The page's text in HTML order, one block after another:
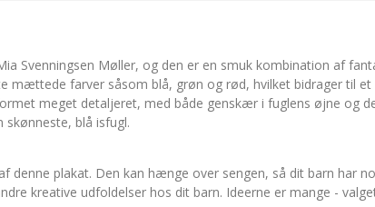
Svenningsen Møller, og den er en smuk kombination af
mættede farver såsom blå, grøn og rød, hvilket bidrager til
meget detaljeret, med både genskær i fuglens øjne og
skønneste, blå isfugl.
plakat. Den kan hænge over sengen, så dit barn har
kreative udfoldelser hos dit barn. Ideerne er mange -